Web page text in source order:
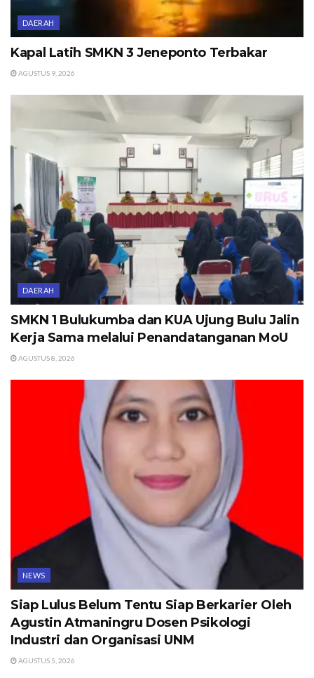
DAERAH
Kapal Latih SMKN 3 Jeneponto Terbakar
AGUSTUS 9, 2026
DAERAH
SMKN 1 Bulukumba dan KUA Ujung Bulu Jalin
Kerja Sama melalui Penandatanganan MoU
AGUSTUS 8, 2026
NEWS
Siap Lulus Belum Tentu Siap Berkarier Oleh
Agustin Atmaningru Dosen Psikologi
Industri dan Organisasi UNM
AGUSTUS 5, 2026